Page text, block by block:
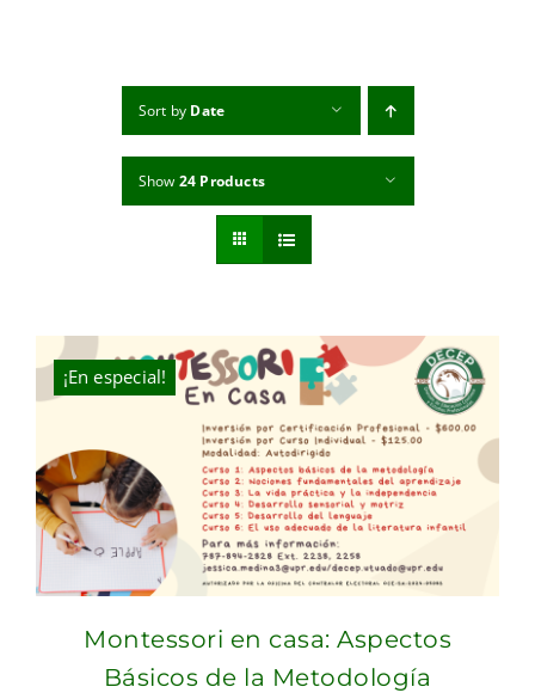
Sort by Date
Show 24 Products
¡En especial!
Montessori en casa: Aspectos
Básicos de la Metodología